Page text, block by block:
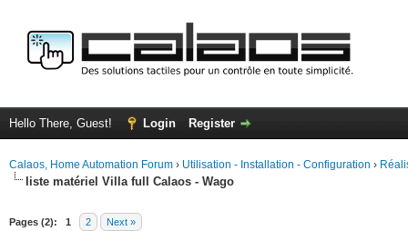
Hello There, Guest! Login Register
Calaos, Home Automation Forum › Utilisation - Installation - Configuration ›
liste matériel Villa full Calaos - Wago
Pages (2): 1 2 Next »